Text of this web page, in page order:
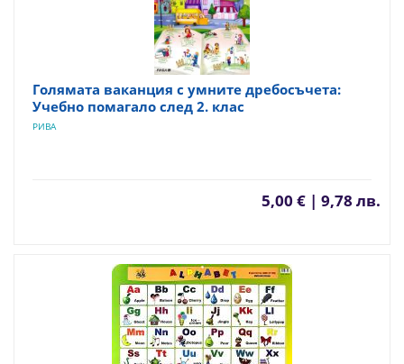
Голямата ваканция с умните дребосъчета:
Учебно помагало след 2. клас
РИВА
5,00 € | 9,78 лв.